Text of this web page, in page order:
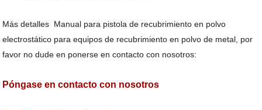
Más detalles Manual para pistola de recubrimiento en polvo
electrostático para equipos de recubrimiento en polvo de metal , por
favor no dude en ponerse en contacto con nosotros:
Póngase en contacto con nosotros